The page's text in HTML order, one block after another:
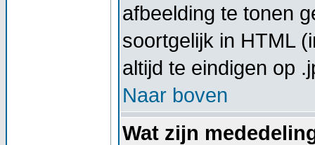
afbeelding te tonen
soortgelijk in HTML
altijd te eindigen op
Naar boven
Wat zijn